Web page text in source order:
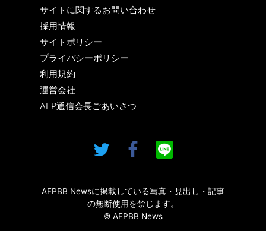
サイトに関するお問い合わせ
採用情報
サイトポリシー
プライバシーポリシー
利用規約
運営会社
AFP通信会長ごあいさつ
AFPBB Newsに掲載している写真・見出し・記事
の無断使用を禁じます。
© AFPBB News